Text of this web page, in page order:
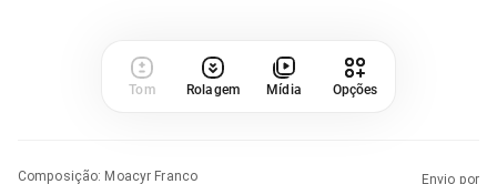
Tom Rolagem Mídia Opções
Composição: Moacyr Franco
Envio por